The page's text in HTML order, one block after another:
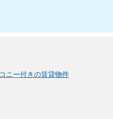
ニー付きの賃貸物件